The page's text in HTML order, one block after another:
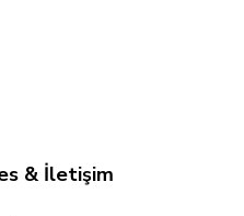
& İletişim